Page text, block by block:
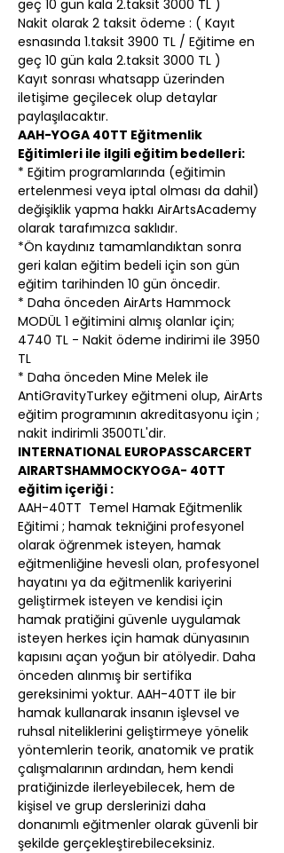
geç 10 gün kala 2.taksit 3000 TL )
Nakit olarak 2 taksit ödeme : ( Kayıt
esnasında 1.taksit 3900 TL / Eğitime en
geç 10 gün kala 2.taksit 3000 TL )
Kayıt sonrası whatsapp üzerinden
iletişime geçilecek olup detaylar
paylaşılacaktır.
AAH-YOGA 40TT Eğitmenlik
Eğitimleri ile ilgili eğitim bedelleri:
* Eğitim programlarında (eğitimin
ertelenmesi veya iptal olması da dahil)
değişiklik yapma hakkı AirArtsAcademy
olarak tarafımızca saklıdır.
*Ön kaydınız tamamlandıktan sonra
geri kalan eğitim bedeli için son gün
eğitim tarihinden 10 gün öncedir.
* Daha önceden AirArts Hammock
MODÜL 1 eğitimini almış olanlar için;
4740 TL - Nakit ödeme indirimi ile 3950
TL
* Daha önceden Mine Melek ile
AntiGravityTurkey eğitmeni olup, AirArts
eğitim programının akreditasyonu için ;
nakit indirimli 3500TL'dir.
INTERNATIONAL EUROPASSCARCERT
AIRARTSHAMMOCKYOGA- 40TT
eğitim içeriği :
AAH-40TT  Temel Hamak Eğitmenlik
Eğitimi ; hamak tekniğini profesyonel
olarak öğrenmek isteyen, hamak
eğitmenliğine hevesli olan, profesyonel
hayatını ya da eğitmenlik kariyerini
geliştirmek isteyen ve kendisi için
hamak pratiğini güvenle uygulamak
isteyen herkes için hamak dünyasının
kapısını açan yoğun bir atölyedir. Daha
önceden alınmış bir sertifika
gereksinimi yoktur. AAH-40TT ile bir
hamak kullanarak insanın işlevsel ve
ruhsal niteliklerini geliştirmeye yönelik
yöntemlerin teorik, anatomik ve pratik
çalışmalarının ardından, hem kendi
pratiğinizde ilerleyebilecek, hem de
kişisel ve grup derslerinizi daha
donanımlı eğitmenler olarak güvenli bir
şekilde gerçekleştirebileceksiniz.